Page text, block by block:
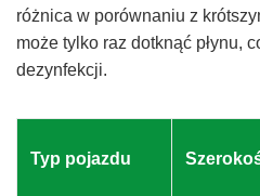
różnica w porównaniu z
może tylko raz dotknąć płynu,
dezynfekcji.
Typ pojazdu